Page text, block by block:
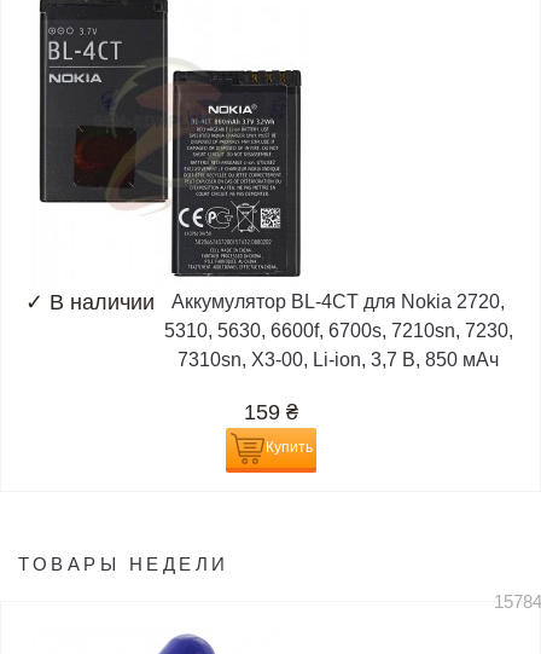
✓ В наличии
Аккумулятор BL-4CT для Nokia 2720,
5310, 5630, 6600f, 6700s, 7210sn, 7230,
7310sn, X3-00, Li-ion, 3,7 В, 850 мАч
159 ₴
Купить
ТОВАРЫ НЕДЕЛИ